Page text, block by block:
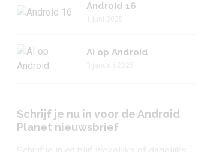
Android 16
AI op Android
Schrijf je nu in voor de Android
Planet nieuwsbrief